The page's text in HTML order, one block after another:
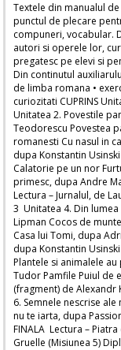
Textele din manualul
punctul de ple­care
compuneri, vocabular.
autori si operele lor,
pregatesc pe elevi si
Din continutul
de limba romana •
curiozitati CUPRINS
Unitatea 2. Povestile
Teodorescu Povestea
romanesti Cu nasul in
dupa Konstantin Usinski
Calatorie pe un nor
primesc, dupa Andre
Lectura – Jurnalul, de
3 Unitatea 4. Din
Lipman Cocos de
Casa lui Tomi, dupa
dupa Konstantin Usinski
Plantele si animalele
Tudor Pamfile Puiul de
(fragment) de Alexandr
6. Semnele nescrise
nu te iarta, dupa
FINALA Lectura –
Gruelle (Misiunea 5)